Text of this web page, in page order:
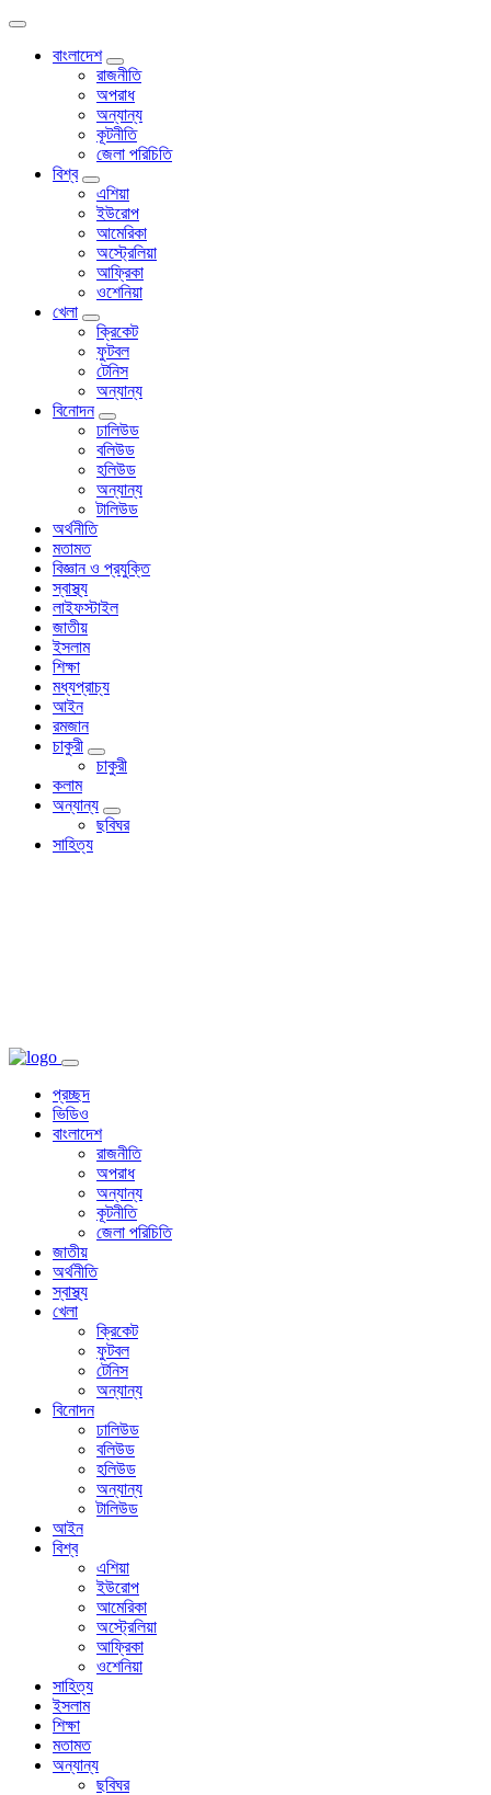
বাংলাদেশ
রাজনীতি
অপরাধ
অন্যান্য
কূটনীতি
জেলা পরিচিতি
বিশ্ব
এশিয়া
ইউরোপ
আমেরিকা
অস্ট্রেলিয়া
আফ্রিকা
ওশেনিয়া
খেলা
ক্রিকেট
ফুটবল
টেনিস
অন্যান্য
বিনোদন
ঢালিউড
বলিউড
হলিউড
অন্যান্য
টালিউড
অর্থনীতি
মতামত
বিজ্ঞান ও প্রযুক্তি
স্বাস্থ্য
লাইফস্টাইল
জাতীয়
ইসলাম
শিক্ষা
মধ্যপ্রাচ্য
আইন
রমজান
চাকুরী
চাকুরী
কলাম
অন্যান্য
ছবিঘর
সাহিত্য
প্রচ্ছদ
ভিডিও
বাংলাদেশ
রাজনীতি
অপরাধ
অন্যান্য
কূটনীতি
জেলা পরিচিতি
জাতীয়
অর্থনীতি
স্বাস্থ্য
খেলা
ক্রিকেট
ফুটবল
টেনিস
অন্যান্য
বিনোদন
ঢালিউড
বলিউড
হলিউড
অন্যান্য
টালিউড
আইন
বিশ্ব
এশিয়া
ইউরোপ
আমেরিকা
অস্ট্রেলিয়া
আফ্রিকা
ওশেনিয়া
সাহিত্য
ইসলাম
শিক্ষা
মতামত
অন্যান্য
ছবিঘর